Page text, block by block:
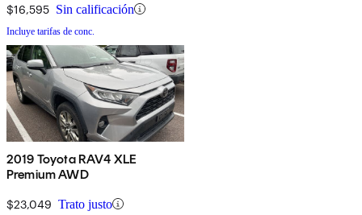
$16,595 Sin calificación
Incluye tarifas de conc.
2019 Toyota RAV4 XLE
Premium AWD
$23,049 Trato justo